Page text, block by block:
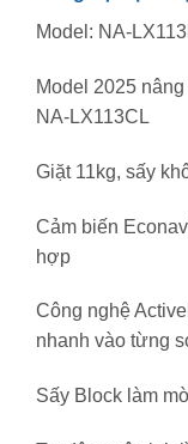
Model: NA-
Model 2025
NA-LX113CL
Giặt 11kg, sấy
Cảm biến
hợp
Công nghệ
nhanh vào từng
Sấy Block làm